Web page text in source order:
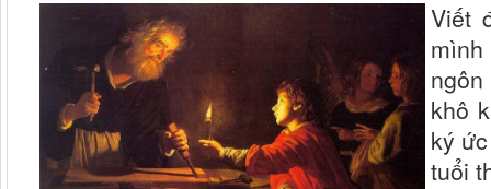
Viết
khô
ký
tuổi